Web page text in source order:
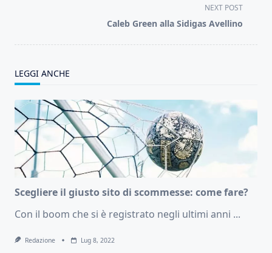
NEXT POST
Caleb Green alla Sidigas Avellino
LEGGI ANCHE
Scegliere il giusto sito di scommesse: come fare?
Con il boom che si è registrato negli ultimi anni ...
Redazione Lug 8, 2022